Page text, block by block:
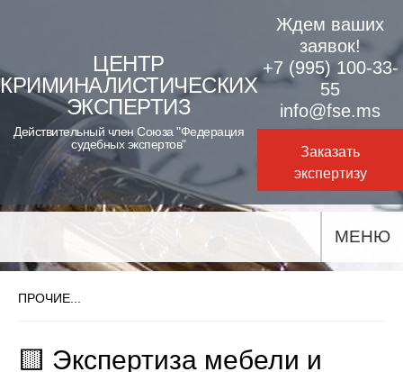
content
ЦЕНТР
КРИМИНАЛИСТИЧЕСКИХ
ЭКСПЕРТИЗ
Действительный член Союза "Федерация
судебных экспертов"
Ждем ваших
заявок!
+7 (995) 100-33-
55
info@fse.ms
Заказать
экспертизу
МЕНЮ
ПРОЧИЕ...
🟨 Экспертиза мебели и